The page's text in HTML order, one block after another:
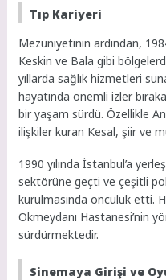
Tıp Kariyeri
Mezuniyetinin ardından,
Keskin ve Bala gibi
yıllarda sağlık hizmetleri
hayatında önemli izler
bir yaşam sürdü. Özellikle
ilişkiler kuran Kesal, şiir ve
1990 yılında İstanbul’a
sektörüne geçti ve çeşitli
kurulmasında öncülük etti.
Okmeydanı Hastanesi’nin
sürdürmektedir.
Sinemaya Girişi ve